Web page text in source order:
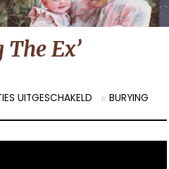
Ex’
UITGESCHAKELD VOOR
‘BURYING
THE
BURYING